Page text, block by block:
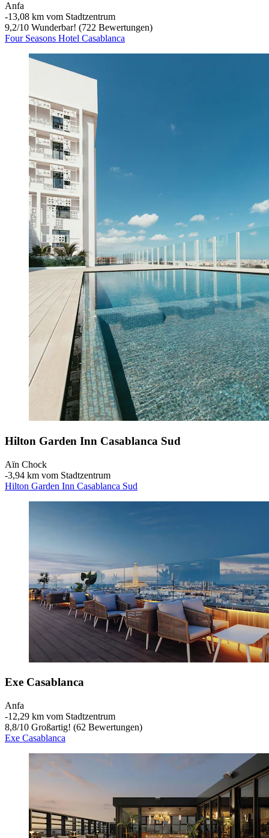
Anfa
‐13,08 km vom Stadtzentrum
9,2/10 Wunderbar! (722 Bewertungen)
Four Seasons Hotel Casablanca
Hilton Garden Inn Casablanca Sud
Aïn Chock
‐3,94 km vom Stadtzentrum
Hilton Garden Inn Casablanca Sud
Exe Casablanca
Anfa
‐12,29 km vom Stadtzentrum
8,8/10 Großartig! (62 Bewertungen)
Exe Casablanca